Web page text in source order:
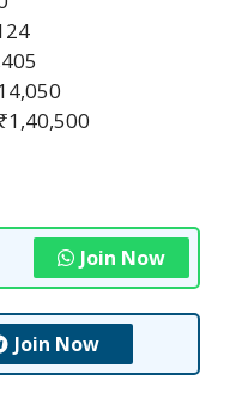
Join Now
Join Now